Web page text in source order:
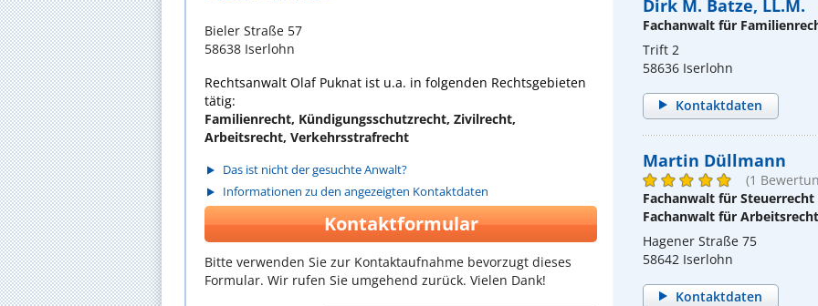
Bieler Straße 57
58638 Iserlohn
Rechtsanwalt Olaf Puknat ist u.a. in folgenden Rechtsgebieten
tätig:
Familienrecht, Kündigungsschutzrecht, Zivilrecht,
Arbeitsrecht, Verkehrsstrafrecht
Das ist nicht der gesuchte Anwalt?
Informationen zu den angezeigten Kontaktdaten
Kontaktformular
Bitte verwenden Sie zur Kontaktaufnahme bevorzugt dieses
Formular. Wir rufen Sie umgehend zurück. Vielen Dank!
Dirk M. Batze, LL.M.
Fachanwalt für
Trift 2
58636 Iserlohn
Kontaktdaten
Martin Düllmann
(1
Fachanwalt für Steuerrecht
Fachanwalt für Arbeitsrecht
Hagener Straße 75
58642 Iserlohn
Kontaktdaten